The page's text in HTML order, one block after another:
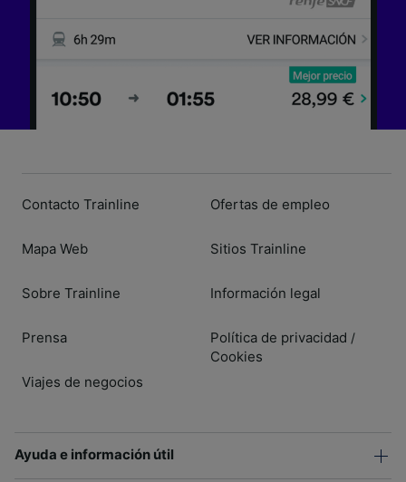
Contacto Trainline
Mapa Web
Sobre Trainline
Prensa
Viajes de negocios
Ofertas de empleo
Sitios Trainline
Información legal
Política de privacidad /
Cookies
Ayuda e información útil